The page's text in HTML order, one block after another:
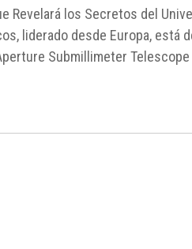
Revelará los Secretos del
liderado desde Europa, está
Submillimeter